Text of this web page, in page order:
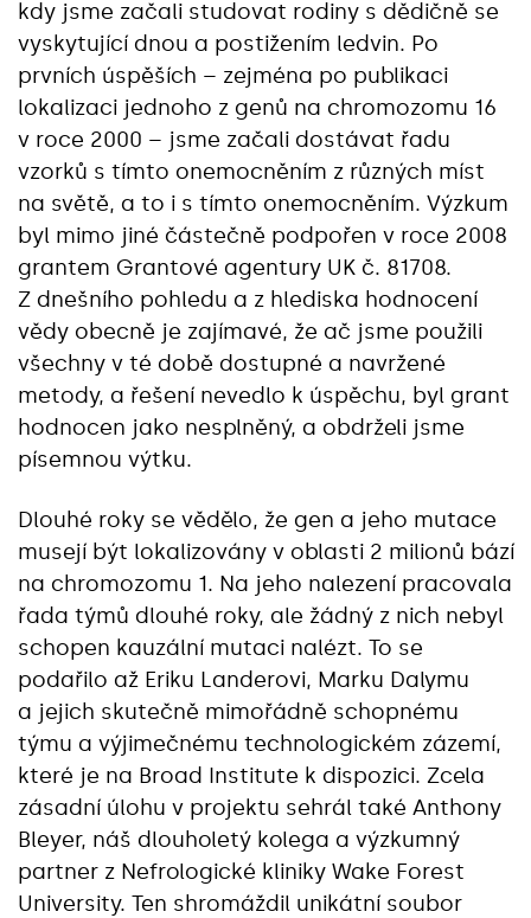
kdy jsme začali studovat rodiny s dědičně se
vyskytující dnou a postižením ledvin. Po
prvních úspěších – zejména po publikaci
lokalizaci jednoho z genů na chromozomu 16
v roce 2000 – jsme začali dostávat řadu
vzorků s tímto onemocněním z různých míst
na světě, a to i s tímto onemocněním. Výzkum
byl mimo jiné částečně podpořen v roce 2008
grantem Grantové agentury UK č. 81708.
Z dnešního pohledu a z hlediska hodnocení
vědy obecně je zajímavé, že ač jsme použili
všechny v té době dostupné a navržené
metody, a řešení nevedlo k úspěchu, byl grant
hodnocen jako nesplněný, a obdrželi jsme
písemnou výtku.
Dlouhé roky se vědělo, že gen a jeho mutace
musejí být lokalizovány v oblasti 2 milionů bází
na chromozomu 1. Na jeho nalezení pracovala
řada týmů dlouhé roky, ale žádný z nich nebyl
schopen kauzální mutaci nalézt. To se
podařilo až Eriku Landerovi, Marku Dalymu
a jejich skutečně mimořádně schopnému
týmu a výjimečnému technologickém zázemí,
které je na Broad Institute k dispozici. Zcela
zásadní úlohu v projektu sehrál také Anthony
Bleyer, náš dlouholetý kolega a výzkumný
partner z Nefrologické kliniky Wake Forest
University. Ten shromáždil unikátní soubor